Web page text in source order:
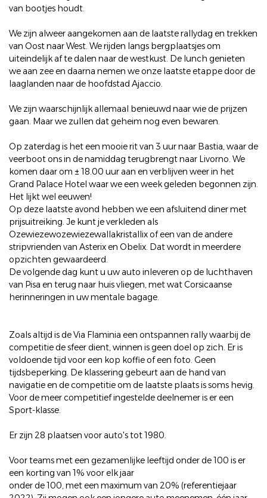
van bootjes houdt.
We zijn alweer aangekomen aan de laatste rallydag en trekken
van Oost naar West. We rijden langs bergplaatsjes om
uiteindelijk af te dalen naar de westkust. De lunch genieten
we aan zee en daarna nemen we onze laatste etappe door de
laaglanden naar de hoofdstad Ajaccio.
We zijn waarschijnlijk allemaal benieuwd naar wie de prijzen
gaan. Maar we zullen dat geheim nog even bewaren.
Op zaterdag is het een mooie rit van 3 uur naar Bastia, waar de
veerboot ons in de namiddag terugbrengt naar Livorno. We
komen daar om ± 18.00 uur aan en verblijven weer in het
Grand Palace Hotel waar we een week geleden begonnen zijn.
Het lijkt wel eeuwen!
Op deze laatste avond hebben we een afsluitend diner met
prijsuitreiking. Je kunt je verkleden als
Ozewiezewozewiezewallakristallix of een van de andere
stripvrienden van Asterix en Obelix. Dat wordt in meerdere
opzichten gewaardeerd.
De volgende dag kunt u uw auto inleveren op de luchthaven
van Pisa en terug naar huis vliegen, met wat Corsicaanse
herinneringen in uw mentale bagage.
Zoals altijd is de Via Flaminia een ontspannen rally waarbij de
competitie de sfeer dient, winnen is geen doel op zich. Er is
voldoende tijd voor een kop koffie of een foto. Geen
tijdsbeperking. De klassering gebeurt aan de hand van
navigatie en de competitie om de laatste plaats is soms hevig.
Voor de meer competitief ingestelde deelnemer is er een
Sport-klasse.
Er zijn 28 plaatsen voor auto's tot 1980.
Voor teams met een gezamenlijke leeftijd onder de 100 is er
een korting van 1% voor elk jaar
onder de 100, met een maximum van 20% (referentiejaar